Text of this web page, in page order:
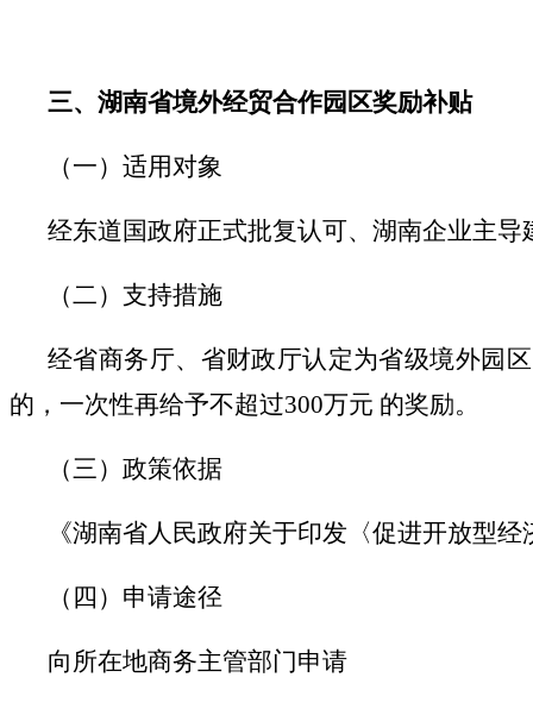
三、湖南省境外经贸合作园区奖励补贴
（一）适用对象
经东道国政府正式批复认可、湖南企业主导
（二）支持措施
经省商务厅、省财政厅认定为省级境外园
的，一次性再给予不超过300万元 的奖励。
（三）政策依据
《湖南省人民政府关于印发〈促进开放型
（四）申请途径
向所在地商务主管部门申请